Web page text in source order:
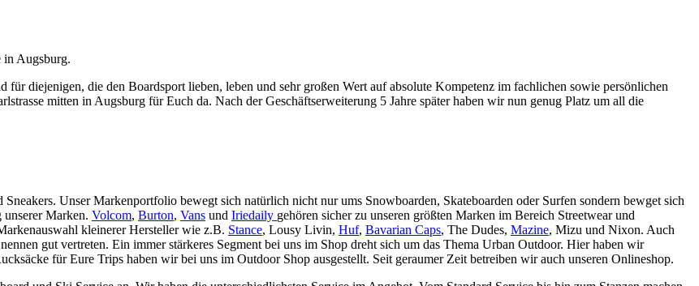
in Augsburg.
diejenigen, die den Boardsport lieben, leben und sehr großen Wert auf absolute Kompetenz im fachlichen sowie persönlichen
mitten in Augsburg für Euch da. Nach der Geschäftserweiterung 5 Jahre später haben wir nun genug Platz um all die
Unser Markenportfolio bewegt sich natürlich nicht nur ums Snowboarden, Skateboarden oder Surfen sondern bewget sich
Marken. Volcom, Burton, Vans und Iriedaily gehören sicher zu unseren größten Marken im Bereich Streetwear und
kleinerer Hersteller wie z.B. Stance, Lousy Livin, Huf, Bavarian Caps, The Dudes, Mazine, Mizu und Nixon. Auch
gut vertreten. Ein immer stärkeres Segment bei uns im Shop dreht sich um das Thema Urban Outdoor. Hier haben wir
für Eure Trips haben wir bei uns im Outdoor Shop ausgestellt. Seit geraumer Zeit betreiben wir auch unseren Onlineshop.